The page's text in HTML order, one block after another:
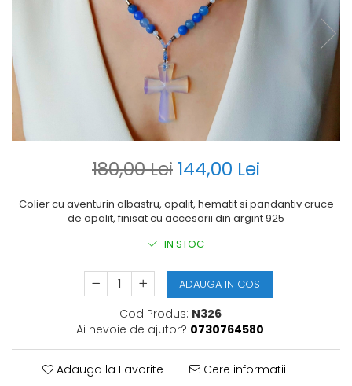
180,00 Lei 144,00 Lei
Colier cu aventurin albastru, opalit, hematit si pandantiv cruce
de opalit, finisat cu accesorii din argint 925
IN STOC
ADAUGA IN COS
Cod Produs: N326
Ai nevoie de ajutor? 0730764580
Adauga la Favorite Cere informatii